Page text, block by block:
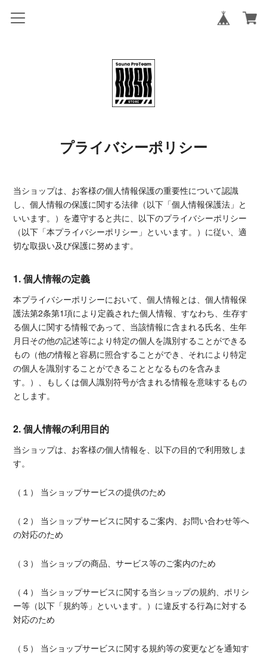
プライバシーポリシー
当ショップは、お客様の個人情報保護の重要性について認識
し、個人情報の保護に関する法律（以下「個人情報保護法」と
いいます。）を遵守すると共に、以下のプライバシーポリシー
（以下「本プライバシーポリシー」といいます。）に従い、適
切な取扱い及び保護に努めます。
1. 個人情報の定義
本プライバシーポリシーにおいて、個人情報とは、個人情報保
護法第2条第1項により定義された個人情報、すなわち、生存す
る個人に関する情報であって、当該情報に含まれる氏名、生年
月日その他の記述等により特定の個人を識別することができる
もの（他の情報と容易に照合することができ、それにより特定
の個人を識別することができることとなるものを含みま
す。）、もしくは個人識別符号が含まれる情報を意味するもの
とします。
2. 個人情報の利用目的
当ショップは、お客様の個人情報を、以下の目的で利用致しま
す。
（１） 当ショップサービスの提供のため
（２） 当ショップサービスに関するご案内、お問い合わせ等へ
の対応のため
（３） 当ショップの商品、サービス等のご案内のため
（４） 当ショップサービスに関する当ショップの規約、ポリシ
ー等（以下「規約等」といいます。）に違反する行為に対する
対応のため
（５） 当ショップサービスに関する規約等の変更などを通知す